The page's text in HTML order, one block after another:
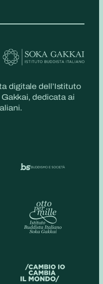
digitale dell’Istituto
dedicata ai